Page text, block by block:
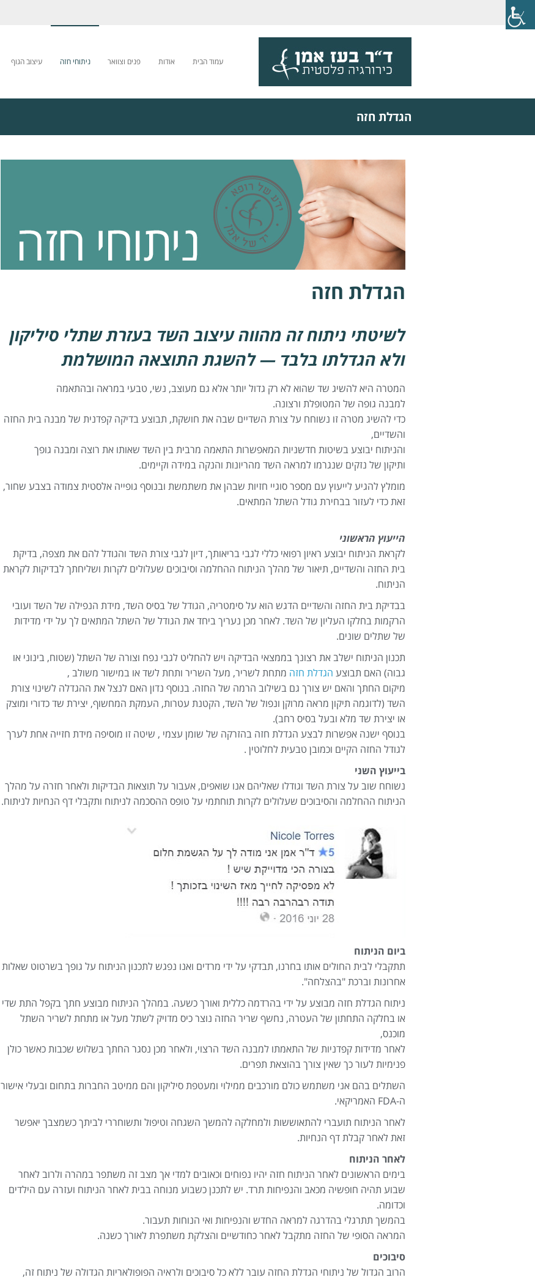
עמוד הבית אודות פנים וצוואר ניתוחי חזה עיצוב הגוף
הגדלת חזה
הגדלת חזה
לשיטתי ניתוח זה מהווה עיצוב השד בעזרת שתלי סיליקון
ולא הגדלתו בלבד — להשגת התוצאה המושלמת
המטרה היא להשיג שד שהוא לא רק גדול יותר אלא גם מעוצב, נשי, טבעי במראה ובהתאמה
למבנה גופה של המטופלת ורצונה.
כדי להשיג מטרה זו נשוחח על צורת השדיים שבה את חושקת, תבוצע בדיקה קפדנית של מבנה בית החזה
והשדיים,
והניתוח יבוצע בשיטות חדשניות המאפשרות התאמה מרבית בין השד שאותו את רוצה ומבנה גופך
ותיקון של נזקים שנגרמו למראה השד מהריונות והנקה במידה וקיימים.
מומלץ להגיע לייעוץ עם מספר סוגיי חזיות שבהן את משתמשת ובנוסף גופייה אלסטית צמודה בצבע שחור,
זאת כדי לעזור בבחירת גודל השתל המתאים.
הייעוץ הראשוני
לקראת הניתוח יבוצע ראיון רפואי כללי לגבי בריאותך, דיון לגבי צורת השד והגודל להם את מצפה, בדיקת
בית החזה והשדיים, תיאור של מהלך הניתוח ההחלמה וסיבוכים שעלולים לקרות ושליחתך לבדיקות לקראת
הניתוח.
בבדיקת בית החזה והשדיים הדגש הוא על סימטריה, הגודל של בסיס השד, מידת הנפילה של השד ועובי
הרקמות בחלקו העליון של השד. לאחר מכן נעריך ביחד את הגודל של השתל המתאים לך על ידי מדידות
של שתלים שונים.
תכנון הניתוח ישלב את רצונך בממצאי הבדיקה ויש להחליט לגבי נפח וצורה של השתל (שטוח, בינוני או
גבוה) האם תבוצע הגדלת חזה מתחת לשריר, מעל השריר ותחת לשד או במישור משולב ,
מיקום החתך והאם יש צורך גם בשילוב הרמה של החזה. בנוסף נדון האם לנצל את ההגדלה לשינוי צורת
השד (לדוגמה תיקון מראה מרוקן ונפול של השד, הקטנת עטרות, העמקת המחשוף, יצירת שד כדורי ומוצק
או יצירת שד מלא ובעל בסיס רחב).
בנוסף ישנה אפשרות לבצע הגדלת חזה בהזרקה של שומן עצמי , שיטה זו מוסיפה מידת חזייה אחת לערך
לגודל החזה הקיים וכמובן טבעית לחלוטין .
בייעוץ השני
נשוחח שוב על צורת השד וגודלו שאליהם אנו שואפים, אעבור על תוצאות הבדיקות ולאחר חזרה על מהלך
הניתוח ההחלמה והסיבוכים שעלולים לקרות תוחתמי על טופס ההסכמה לניתוח ותקבלי דף הנחיות לניתוח.
ביום הניתוח
תתקבלי לבית החולים אותו בחרנו, תבדקי על ידי מרדים ואנו נפגש לתכנון הניתוח על גופך בשרטוט שאלות
אחרונות וברכת "בהצלחה".
ניתוח הגדלת חזה מבוצע על ידי בהרדמה כללית ואורך כשעה. במהלך הניתוח מבוצע חתך בקפל התת שדי
או בחלקה התחתון של העטרה, נחשף שריר החזה נוצר כיס מדויק לשתל מעל או מתחת לשריר השתל
מוכנס,
לאחר מדידות קפדניות של התאמתו למבנה השד הרצוי, ולאחר מכן נסגר החתך בשלוש שכבות כאשר כולן
פנימיות לעור כך שאין צורך בהוצאת תפרים.
השתלים בהם אני משתמש כולם מורכבים ממילוי ומעטפת סיליקון והם ממיטב החברות בתחום ובעלי אישור
ה-FDA האמריקאי.
לאחר הניתוח תועברי להתאוששות ולמחלקה להמשך השגחה וטיפול ותשוחררי לביתך כשמצבך יאפשר
זאת לאחר קבלת דף הנחיות.
לאחר הניתוח
בימים הראשונים לאחר הניתוח חזה יהיו נפוחים וכאובים למדי אך מצב זה משתפר במהרה ולרוב לאחר
שבוע תהיה חופשיה מכאב והנפיחות תרד. יש לתכנן כשבוע מנוחה בבית לאחר הניתוח ועזרה עם הילדים
וכדומה.
בהמשך תתרגלי בהדרגה למראה החדש והנפיחות ואי הנוחות תעבור.
המראה הסופי של החזה מתקבל לאחר כחודשיים והצלקת משתפרת לאורך כשנה.
סיבוכים
הרוב הגדול של ניתוחי הגדלת החזה עובר ללא כל סיבוכים ולראיה הפופולאריות הגדולה של ניתוח זה,